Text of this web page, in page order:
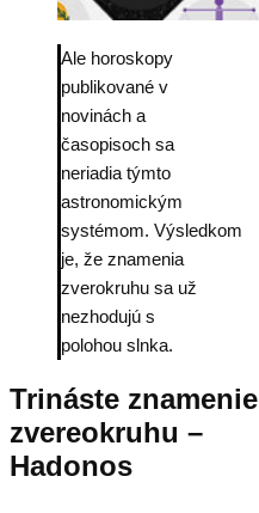
Ale horoskopy
publikované v
novinách a
časopisoch sa
neriadia týmto
astronomickým
systémom. Výsledkom
je, že znamenia
zverokruhu sa už
nezhodujú s
polohou slnka.
Trináste znamenie
zvereokruhu –
Hadonos